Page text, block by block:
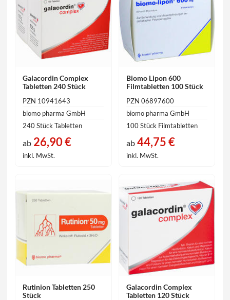
Galacordin Complex
Tabletten 240 Stück
PZN 10941643
biomo pharma GmbH
240 Stück Tabletten
ab 26,90 €
inkl. MwSt.
Biomo Lipon 600
Filmtabletten 100 Stück
PZN 06897600
biomo pharma GmbH
100 Stück Filmtabletten
ab44,75 €
inkl. MwSt.
Rutinion Tabletten 250
Stück
Galacordin Complex
Tabletten 120 Stück